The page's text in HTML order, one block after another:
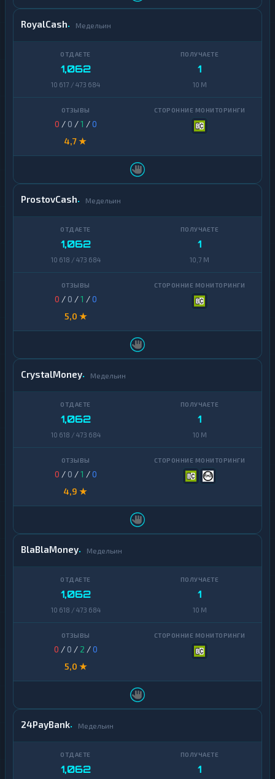
RoyalCash Медельин
1,062
10 617 / 473 684
1
10 M
0 / 0 /1 /0
4,7 ★
ProstovCash Медельин
1,062
10 618 / 473 684
1
10,7 M
0 / 0 /1 /0
5,0 ★
CrystalMoney Медельин
1,062
10 618 / 473 684
1
10 M
0 / 0 /1 /0
4,9 ★
BlaBlaMoney Медельин
1,062
10 618 / 473 684
1
10 M
0 / 0 / 2 /0
5,0 ★
24PayBank Медельин
1,062 1